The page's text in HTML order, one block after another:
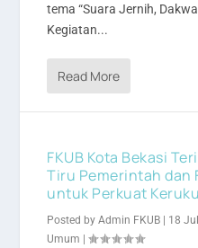
tema “Suara Jernih,
Kegiatan...
Read More
FKUB Kota Bekasi
Tiru Pemerintah dan
untuk Perkuat
Posted byAdmin FKUB 18
Umum
|